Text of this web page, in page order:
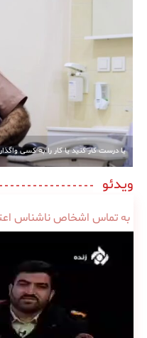
یا درست کار کنید یا کار را به کسی
ویدئو
به تماس اشخاص ناشناس